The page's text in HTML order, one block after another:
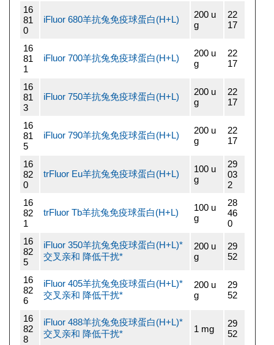
16
81
0
iFluor 680羊抗兔免疫球蛋白(H+L)
200 u
g
22
17
16
81
1
iFluor 700羊抗兔免疫球蛋白(H+L)
200 u
g
22
17
16
81
3
iFluor 750羊抗兔免疫球蛋白(H+L)
200 u
g
22
17
16
81
5
iFluor 790羊抗兔免疫球蛋白(H+L)
200 u
g
22
17
16
82
0
trFluor Eu羊抗兔免疫球蛋白(H+L)
100 u
g
29
03
2
16
82
1
trFluor Tb羊抗兔免疫球蛋白(H+L)
100 u
g
28
46
0
16
82
5
iFluor 350羊抗兔免疫球蛋白(H+L)*
交叉亲和 降低干扰*
200 u
g
29
52
16
82
6
iFluor 405羊抗兔免疫球蛋白(H+L)*
交叉亲和 降低干扰*
200 u
g
29
52
16
82
8
iFluor 488羊抗兔免疫球蛋白(H+L)*
交叉亲和 降低干扰*
1 mg
29
52